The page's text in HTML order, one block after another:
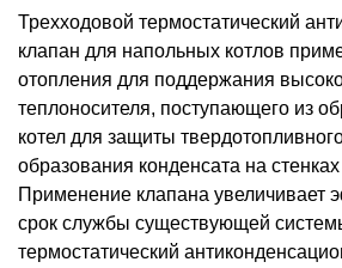
Трехходовой термостатический
клапан для напольных котлов
отопления для поддержания
теплоносителя, поступающего из
котел для защиты
образования конденсата на
Применение клапана увеличивает
срок службы существующей
термостатический